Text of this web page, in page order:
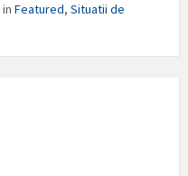
in Featured, Situatii de